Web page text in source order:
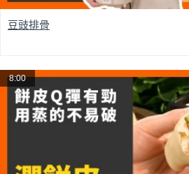
豆豉排骨
8:00